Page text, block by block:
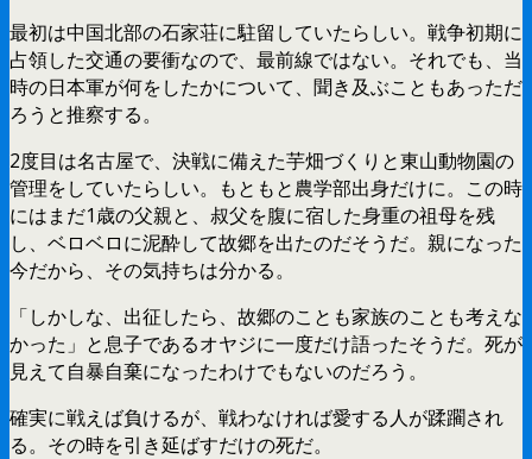
最初は中国北部の石家荘に駐留していたらしい。戦争初期に
占領した交通の要衝なので、最前線ではない。それでも、当
時の日本軍が何をしたかについて、聞き及ぶこともあっただ
ろうと推察する。
2度目は名古屋で、決戦に備えた芋畑づくりと東山動物園の
管理をしていたらしい。もともと農学部出身だけに。この時
にはまだ1歳の父親と、叔父を腹に宿した身重の祖母を残
し、ベロベロに泥酔して故郷を出たのだそうだ。親になった
今だから、その気持ちは分かる。
「しかしな、出征したら、故郷のことも家族のことも考えな
かった」と息子であるオヤジに一度だけ語ったそうだ。死が
見えて自暴自棄になったわけでもないのだろう。
確実に戦えば負けるが、戦わなければ愛する人が蹂躙され
る。その時を引き延ばすだけの死だ。